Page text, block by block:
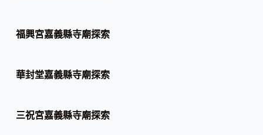
福興宮嘉義縣寺廟探索
華封堂嘉義縣寺廟探索
三祝宮嘉義縣寺廟探索